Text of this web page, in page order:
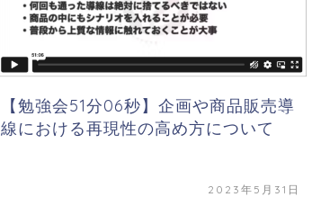
【勉強会51分06秒】企画や商品販売導
線における再現性の高め方について
2023年5月31日